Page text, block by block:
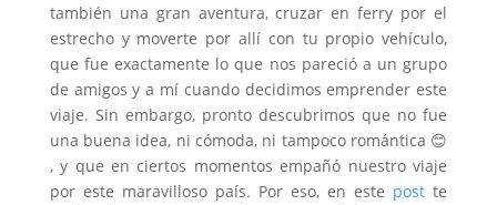
también una gran aventura, cruzar en ferry por el
estrecho y moverte por allí con tu propio vehículo,
que fue exactamente lo que nos pareció a un grupo
de amigos y a mí cuando decidimos emprender este
viaje. Sin embargo, pronto descubrimos que no fue
una buena idea, ni cómoda, ni tampoco romántica 😊
, y que en ciertos momentos empañó nuestro viaje
por este maravilloso país. Por eso, en este post te